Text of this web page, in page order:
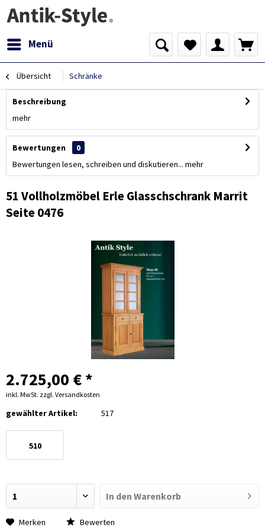
Menü
Übersicht Schränke
Beschreibung
mehr
Bewertungen
0
Bewertungen lesen, schreiben und diskutieren... mehr
51 Vollholzmöbel Erle Glasschschrank Marrit
Seite 0476
2.725,00 € *
inkl. MwSt. zzgl. Versandkosten
gewählter Artikel: 517
510
In den Warenkorb
Merken Bewerten